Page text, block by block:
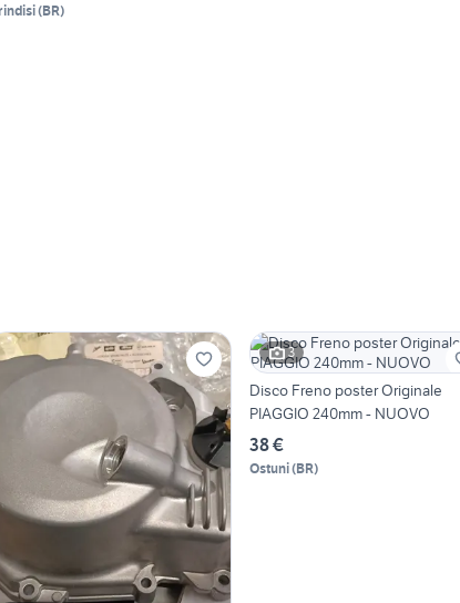
(BR)
3
Disco Freno poster Originale
PIAGGIO 240mm - NUOVO
38 €
Ostuni(BR)